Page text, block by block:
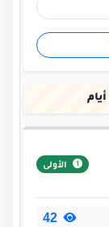
الأولى